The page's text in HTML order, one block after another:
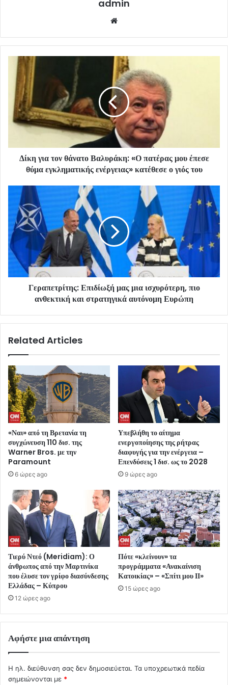
admin
Δίκη για τον θάνατο Βαλυράκη: «Ο πατέρας μου έπεσε
θύμα εγκληματικής ενέργειας» κατέθεσε ο γιός του
Γεραπετρίτης: Επιδίωξή μας μια ισχυρότερη, πιο
ανθεκτική και στρατηγικά αυτόνομη Ευρώπη
Related Articles
«Ναι» από τη Βρετανία τη
συγχώνευση 110 δισ. της
Warner Bros. με την
Paramount
6 ώρες ago
Υπεβλήθη το αίτημα
ενεργοποίησης της ρήτρας
διαφυγής για την ενέργεια –
Επενδύσεις 1 δισ. ως το 2028
9 ώρες ago
Τιερύ Ντεό (Meridiam): Ο
άνθρωπος από την Μαρτινίκα
που έλυσε τον γρίφο διασύνδεσης
Ελλάδας – Κύπρου
12 ώρες ago
Πότε «κλείνουν» τα
προγράμματα «Ανακαίνιση
Κατοικίας» – «Σπίτι μου ΙΙ»
15 ώρες ago
Αφήστε μια απάντηση
Η ηλ. διεύθυνση σας δεν δημοσιεύεται. Τα υποχρεωτικά πεδία
σημειώνονται με *